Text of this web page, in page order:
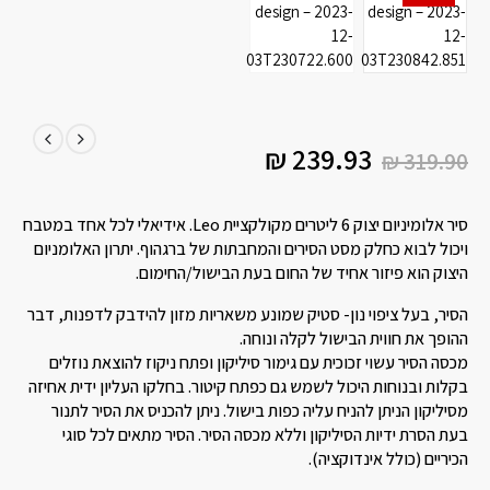
₪319.90
₪ 239.93
סיר אלומיניום יצוק 6 ליטרים מקולקציית Leo. אידיאלי לכל אחד במטבח
ויכול לבוא כחלק מסט הסירים והמחבתות של ברגהוף. יתרון האלומניום
היצוק הוא פיזור אחיד של החום בעת הבישול/החימום.
הסיר, בעל ציפוי נון- סטיק שמונע משאריות מזון להידבק לדפנות, דבר
ההופך את חווית הבישול לקלה ונוחה.
מכסה הסיר עשוי זכוכית עם גימור סיליקון ופתח ניקוז להוצאת נוזלים
בקלות ובנוחות היכול לשמש גם כפתח קיטור. בחלקו העליון ידית אחיזה
מסיליקון הניתן להניח עליה כפות בישול. ניתן להכניס את הסיר לתנור
בעת הסרת ידיות הסיליקון וללא מכסה הסיר. הסיר מתאים לכל סוגי
הכיריים (כולל אינדוקציה).